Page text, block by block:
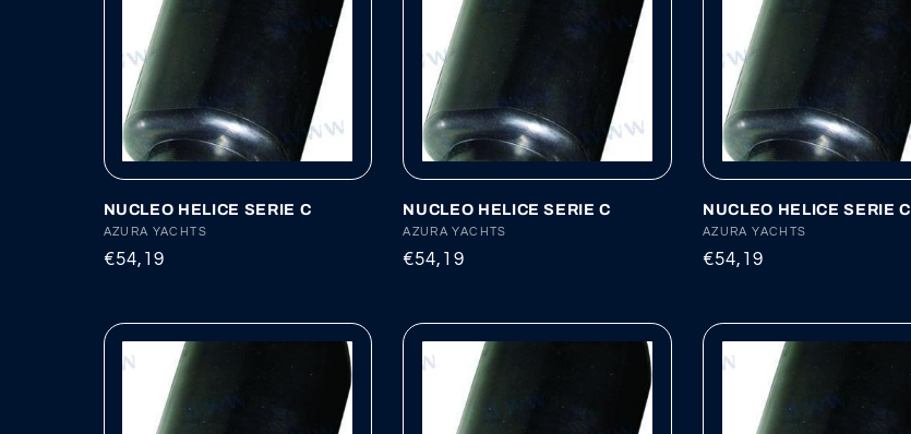
NUCLEO HELICE SERIE C
Proveedor:
AZURA YACHTS
Precio
€54,19
NUCLEO HELICE SERIE C
Proveedor:
AZURA YACHTS
Precio
€54,19
NUCLEO HELICE SERIE C
Proveedor:
AZURA YACHTS
Precio
€54,19